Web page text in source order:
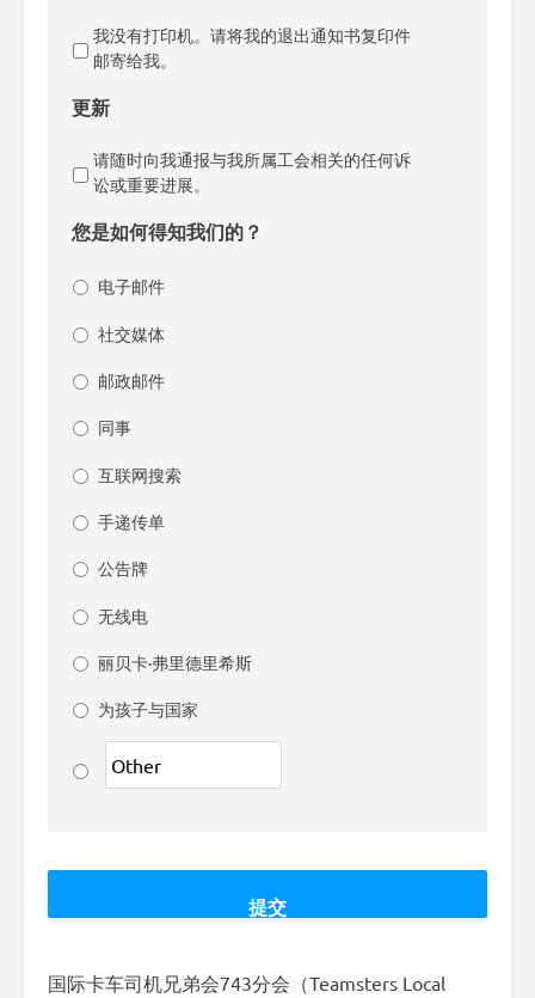
我没有打印机。请将我的退出通知书复印件
邮寄给我。
更新
请随时向我通报与我所属工会相关的任何诉
讼或重要进展。
您是如何得知我们的？
电子邮件
社交媒体
邮政邮件
同事
互联网搜索
手递传单
公告牌
无线电
丽贝卡·弗里德里希斯
为孩子与国家
国际卡车司机兄弟会743分会（Teamsters Local